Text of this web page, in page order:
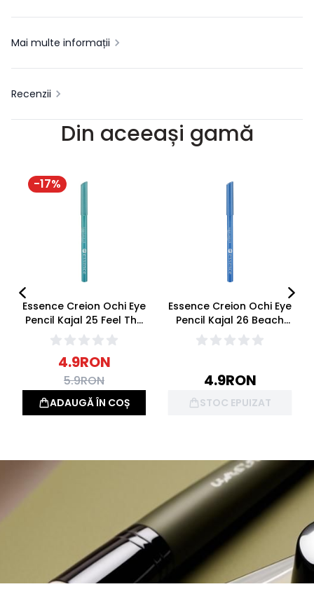
Mai multe informații
Recenzii
Din aceeași gamă
-17%
Essence Creion Ochi Eye
Pencil Kajal 25 Feel The
Mari-Time
4.9RON
5.9RON
ADAUGĂ ÎN COȘ
Essence Creion Ochi Eye
Pencil Kajal 26 Beach
Bum
4.9RON
STOC EPUIZAT